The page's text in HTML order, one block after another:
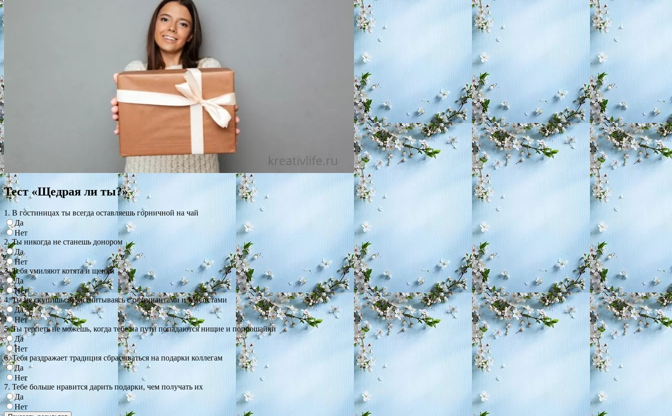
Тест «Щедрая ли ты?»
1. В гостиницах ты всегда оставляешь горничной на чай
Да
Нет
2. Ты никогда не станешь донором
Да
Нет
3. Тебя умиляют котята и щенки
Да
Нет
4. Ты не скупишься, рассчитываясь с официантами и таксистами
Да
Нет
5. Ты терпеть не можешь, когда тебе на пути попадаются нищие и попрошайки
Да
Нет
6. Тебя раздражает традиция сбрасываться на подарки коллегам
Да
Нет
7. Тебе больше нравится дарить подарки, чем получать их
Да
Нет